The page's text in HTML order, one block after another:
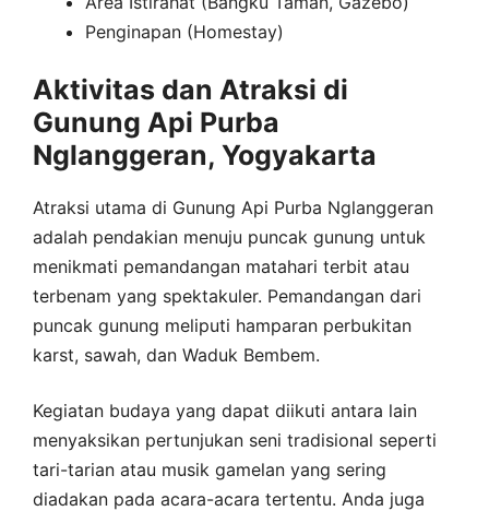
Penginapan (Homestay)
Aktivitas dan Atraksi di
Gunung Api Purba
Nglanggeran, Yogyakarta
Atraksi utama di Gunung Api Purba Nglanggeran
adalah pendakian menuju puncak gunung untuk
menikmati pemandangan matahari terbit atau
terbenam yang spektakuler. Pemandangan dari
puncak gunung meliputi hamparan perbukitan
karst, sawah, dan Waduk Bembem.
Kegiatan budaya yang dapat diikuti antara lain
menyaksikan pertunjukan seni tradisional seperti
tari-tarian atau musik gamelan yang sering
diadakan pada acara-acara tertentu. Anda juga